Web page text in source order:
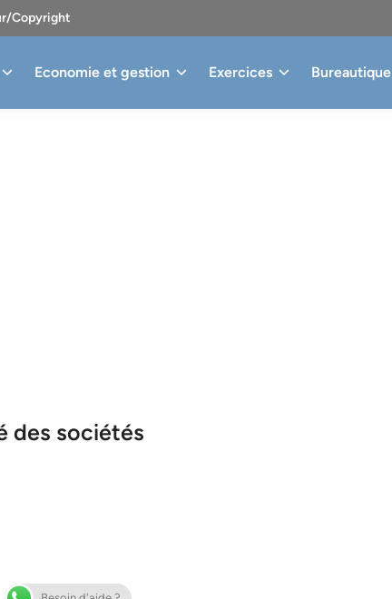
Copyright
Economie et gestion Exercices Bureautique
des sociétés